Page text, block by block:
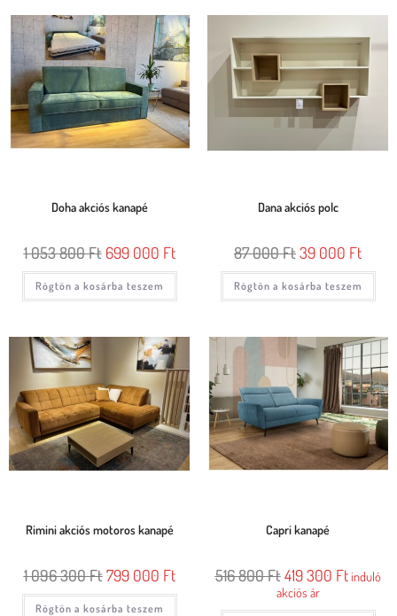
Doha akciós kanapé
1 053 800Ft 699 000 Ft
Rögtön a kosárba teszem
Dana akciós polc
87 000Ft39 000 Ft
Rögtön a kosárba teszem
Rimini akciós motoros kanapé
1 096 300Ft 799 000 Ft
Rögtön a kosárba teszem
Capri kanapé
516 800Ft 419 300 Ftinduló
akciós ár